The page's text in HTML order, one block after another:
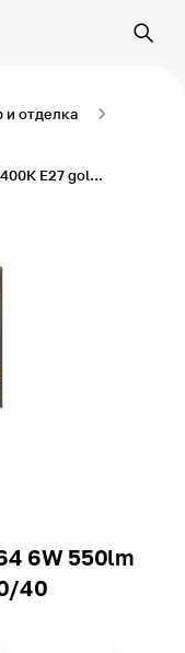
и отделка
Лампа Gauss Filament ST64 6W 550lm 2400К E27 golden LED 1/10/40
6W 550lm
40